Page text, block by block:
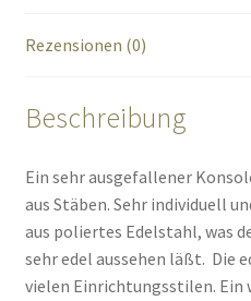
Rezensionen (0)
Beschreibung
Ein sehr ausgefallener
aus Stäben. Sehr individuell
aus poliertes Edelstahl, was
sehr edel aussehen läßt. Die
vielen Einrichtungsstilen. Ein